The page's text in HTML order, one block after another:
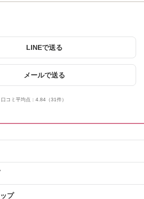
LINEで送る
メールで送る
口コミ平均点： 4.84（31件）
プ